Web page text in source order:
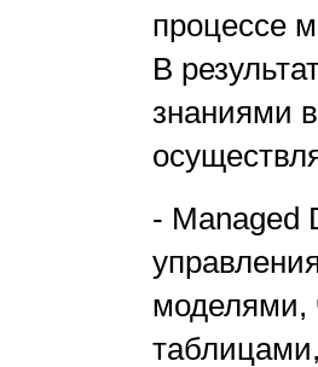
процессе
В
знаниями
- Managed
моделями,